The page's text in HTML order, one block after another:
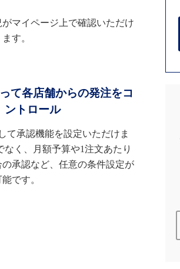
マイページ上で確認いただけ
ます。
て各店舗からの発注をコ
ントロール
て承認機能を設定いただけま
く、月額予算や1注文あたり
承認など、任意の条件設定が
です。